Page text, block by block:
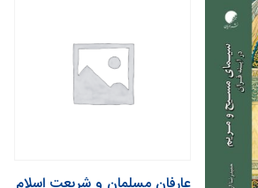
عارفان مسلمان و شريعت اسلام